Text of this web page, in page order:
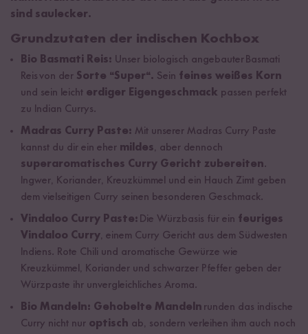
sind saulecker.
Grundzutaten der indischen Kochbox
Bio Basmati Reis: Unser biologisch angebauter Basmati
Reis von der Sorte “Super“. Sein feines weißes Korn
und sein leicht erdiger Eigengeschmack passen perfekt
zu Indian Currys.
Madras Curry Paste: Mit unserer Madras Curry Paste
kannst du dir ein eher mildes, aber dennoch
superaromatisches Curry Gericht zubereiten.
Ingwer, Koriander, Kreuzkümmel und ein Hauch Zimt geben
dem vielseitigen Curry seinen besonderen Geschmack.
Vindaloo Curry Paste: Die Würzbasis für ein feuriges
Vindaloo Curry, einem Curry Gericht aus dem Südwesten
Indiens. Rote Chili und aromatische Gewürze wie
Kreuzkümmel, Koriander und schwarzer Pfeffer geben der
Würzpaste ihr unvergleichliches Aroma.
Bio Mandeln: Gehobelte Mandeln runden das indische
Curry nicht nur optisch ab, sondern verleihen ihm auch noch